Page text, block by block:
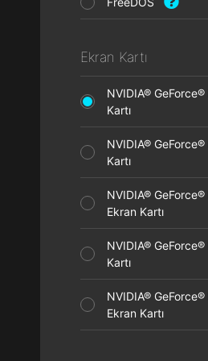
Ekran Kartı
NVIDIA®
Kartı
NVIDIA®
Kartı
NVIDIA®
Ekran Kartı
NVIDIA®
Kartı
NVIDIA®
Ekran Kartı